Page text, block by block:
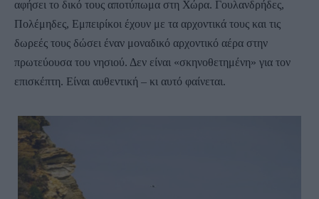
αφήσει το δικό τους αποτύπωμα στη Χώρα. Γουλανδρήδες,
Πολέμηδες, Εμπειρίκοι έχουν με τα αρχοντικά τους και τις
δωρεές τους δώσει έναν μοναδικό αρχοντικό αέρα στην
πρωτεύουσα του νησιού. Δεν είναι «σκηνοθετημένη» για τον
επισκέπτη. Είναι αυθεντική – κι αυτό φαίνεται.